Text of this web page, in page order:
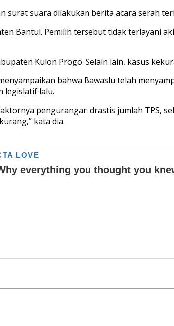
surat suara dilakukan berita acara serah
Bantul. Pemilih tersebut tidak terlayani
Kulon Progo. Selain lain, kasus
bahwa Bawaslu telah
legislatif lalu.
pengurangan drastis jumlah TPS,
kata dia.